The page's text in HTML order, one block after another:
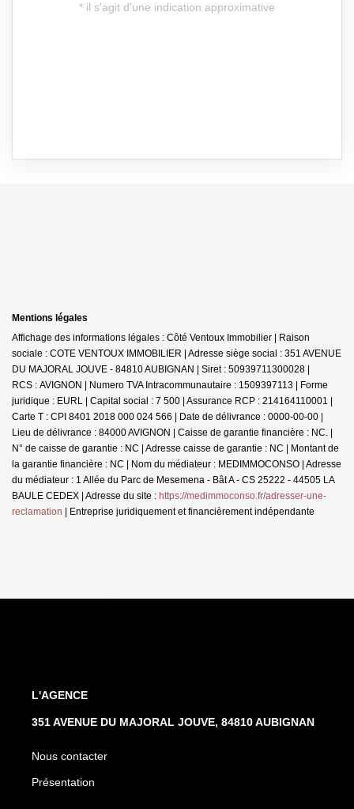
Mentions légales
Affichage des informations légales : Côté Ventoux Immobilier | Raison
sociale : COTE VENTOUX IMMOBILIER | Adresse siège social : 351 AVENUE
DU MAJORAL JOUVE - 84810 AUBIGNAN | Siret : 50939711300028 |
RCS : AVIGNON | Numero TVA Intracommunautaire : 1509397113 | Forme
juridique : EURL | Capital social : 7 500 | Assurance RCP : 214164110001 |
Carte T : CPI 8401 2018 000 024 566 | Date de délivrance : 0000-00-00 |
Lieu de délivrance : 84000 AVIGNON | Caisse de garantie financière : NC. |
N° de caisse de garantie : NC | Adresse caisse de garantie : NC | Montant de
la garantie financière : NC | Nom du médiateur : MEDIMMOCONSO | Adresse
du médiateur : 1 Allée du Parc de Mesemena - Bât A - CS 25222 - 44505 LA
BAULE CEDEX | Adresse du site : https://medimmoconso.fr/adresser-une-
reclamation | Entreprise juridiquement et financièrement indépendante
L'AGENCE
351 AVENUE DU MAJORAL JOUVE, 84810 AUBIGNAN
Nous contacter
Présentation